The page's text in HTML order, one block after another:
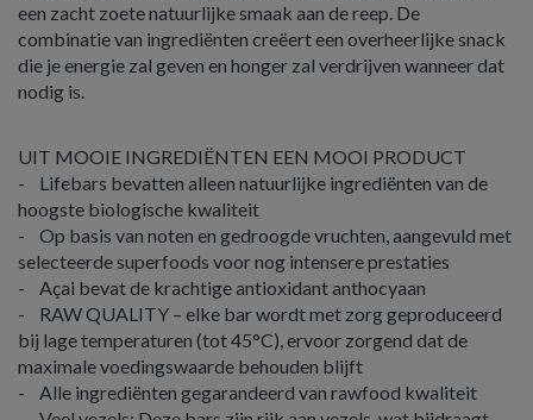
een zacht zoete natuurlijke smaak aan de reep. De
combinatie van ingrediënten creëert een overheerlijke snack
die je energie zal geven en honger zal verdrijven wanneer dat
nodig is.
UIT MOOIE INGREDIËNTEN EEN MOOI PRODUCT
- Lifebars bevatten alleen natuurlijke ingrediënten van de
hoogste biologische kwaliteit
- Op basis van noten en gedroogde vruchten, aangevuld met
selecteerde superfoods voor nog intensere prestaties
- Açai bevat de krachtige antioxidant anthocyaan
- RAW QUALITY – elke bar wordt met zorg geproduceerd
bij lage temperaturen (tot 45°C), ervoor zorgend dat de
maximale voedingswaarde behouden blijft
- Alle ingrediënten gegarandeerd van rawfood kwaliteit